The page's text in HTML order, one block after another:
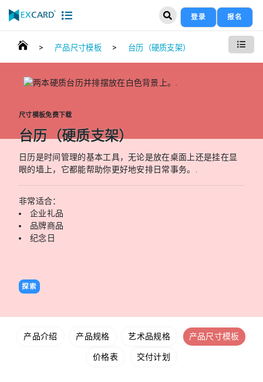
登录 报名
> 产品尺寸模板 > 台历（硬质支架）
尺寸模板免费下载
台历（硬质支架）
日历是时间管理的基本工具，无论是放在桌面上还是挂在显
眼的墙上，它都能帮助你更好地安排日常事务。.
非常适合：
企业礼品
品牌商品
纪念日
探索
产品介绍 产品规格 艺术品规格 产品尺寸模板
价格表 交付计划